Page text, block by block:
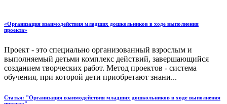
«Организация взаимодействия младших дошкольников в ходе выполнения
проекта»
Проект - это специально организованный взрослым и
выполняемый детьми комплекс действий, завершающийся
созданием творческих работ. Метод проектов - система
обучения, при которой дети приобретают знани...
Статья: "Организация взаимодействия младших дошкольников в ходе выполнения